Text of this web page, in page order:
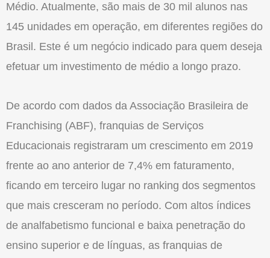
Médio. Atualmente, são mais de 30 mil alunos nas
145 unidades em operação, em diferentes regiões do
Brasil. Este é um negócio indicado para quem deseja
efetuar um investimento de médio a longo prazo.
De acordo com dados da Associação Brasileira de
Franchising (ABF), franquias de Serviços
Educacionais registraram um crescimento em 2019
frente ao ano anterior de 7,4% em faturamento,
ficando em terceiro lugar no ranking dos segmentos
que mais cresceram no período. Com altos índices
de analfabetismo funcional e baixa penetração do
ensino superior e de línguas, as franquias de